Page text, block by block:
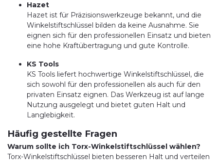
Hazet
Hazet ist für Präzisionswerkzeuge bekannt, und die
Winkelstiftschlüssel bilden da keine Ausnahme. Sie
eignen sich für den professionellen Einsatz und bieten
eine hohe Kraftübertragung und gute Kontrolle.
KS Tools
KS Tools liefert hochwertige Winkelstiftschlüssel, die
sich sowohl für den professionellen als auch für den
privaten Einsatz eignen. Das Werkzeug ist auf lange
Nutzung ausgelegt und bietet guten Halt und
Langlebigkeit.
Häufig gestellte Fragen
Warum sollte ich Torx-Winkelstiftschlüssel wählen?
Torx-Winkelstiftschlüssel bieten besseren Halt und verteilen